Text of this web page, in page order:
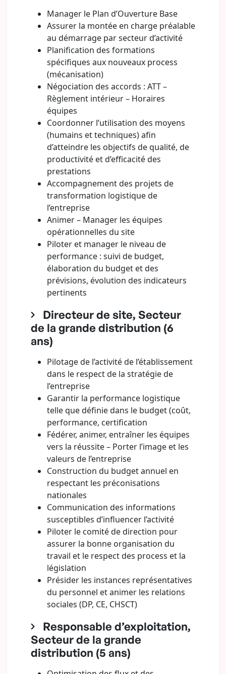
Manager le Plan d’Ouverture Base
Assurer la montée en charge préalable
au démarrage par secteur d’activité
Planification des formations
spécifiques aux nouveaux process
(mécanisation)
Négociation des accords : ATT –
Règlement intérieur – Horaires
équipes
Coordonner l’utilisation des moyens
(humains et techniques) afin
d’atteindre les objectifs de qualité, de
productivité et d’efficacité des
prestations
Accompagnement des projets de
transformation logistique de
l’entreprise
Animer – Manager les équipes
opérationnelles du site
Piloter et manager le niveau de
performance : suivi de budget,
élaboration du budget et des
prévisions, évolution des indicateurs
pertinents
Directeur de site, Secteur
de la grande distribution (6
ans)
Pilotage de l’activité de l’établissement
dans le respect de la stratégie de
l’entreprise
Garantir la performance logistique
telle que définie dans le budget (coût,
performance, certification
Fédérer, animer, entraîner les équipes
vers la réussite – Porter l’image et les
valeurs de l’entreprise
Construction du budget annuel en
respectant les préconisations
nationales
Communication des informations
susceptibles d’influencer l’activité
Piloter le comité de direction pour
assurer la bonne organisation du
travail et le respect des process et la
législation
Présider les instances représentatives
du personnel et animer les relations
sociales (DP, CE, CHSCT)
Responsable d’exploitation,
Secteur de la grande
distribution (5 ans)